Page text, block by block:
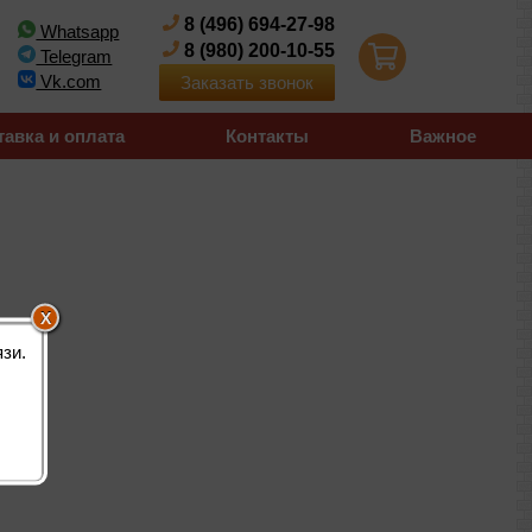
Whatsapp
Telegram
Vk.com
8 (496) 694-27-98
8 (980) 200-10-55
Заказать звонок
и оплата Контакты Важное